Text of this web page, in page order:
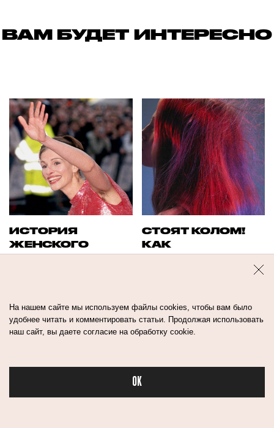
ВАМ БУДЕТ ИНТЕРЕСНО
ИСТОРИЯ
ЖЕНСКОГО
БРИТЬЯ: ПОЧЕМУ
СТОЯТ КОЛОМ!
КАК
ВОССТАНОВИТЬ
ПОВРЕЖДЕННЫЕ
На нашем сайте мы используем файлы cookies, чтобы вам было
удобнее читать и комментировать статьи. Продолжая использовать
наш сайт, вы даете согласие на обработку cookie.
OK